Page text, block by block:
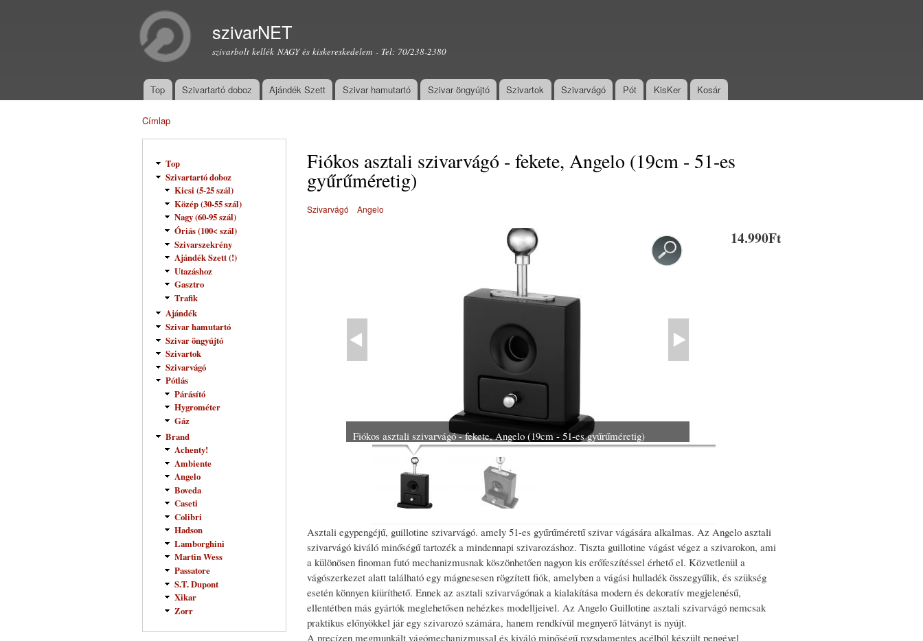
szivarNET
szivarbolt kellék NAGY és kiskereskedelem - Tel: 70/238-2380
Főmenü
Top Szivartartó doboz Ajándék Szett Szivar hamutartó Szivar öngyújtó Szivartok Szivarvágó Pót KisKer Kosár
Címlap
Top
Szivartartó doboz
Kicsi (5-25 szál)
Közép (30-55 szál)
Nagy (60-95 szál)
Óriás (100< szál)
Szivarszekrény
Ajándék Szett (!)
Utazáshoz
Gasztro
Trafik
Ajándék
Szivar hamutartó
Szivar öngyújtó
Szivartok
Szivarvágó
Pótlás
Párásító
Hygrométer
Gáz
Brand
Achenty!
Ambiente
Angelo
Boveda
Caseti
Colibri
Hadson
Lamborghini
Martin Wess
Passatore
S.T. Dupont
Xikar
Zorr
Fiókos asztali szivarvágó - fekete, Angelo (19cm - 51-es
gyűrűméretig)
Szivarvágó Angelo
14.990Ft
Fiókos asztali szivarvágó - fekete, Angelo (19cm - 51-es gyűrűméretig)
Asztali egypengéjű, guillotine szivarvágó. amely 51-es gyűrűméretű szivar vágására alkalmas. Az Angelo asztali
szivarvágó kiváló minőségű tartozék a mindennapi szivarozáshoz. Tiszta guillotine vágást végez a szivarokon, ami
a különösen finoman futó mechanizmusnak köszönhetően nagyon kis erőfeszítéssel érhető el. Közvetlenül a
vágószerkezet alatt található egy mágnesesen rögzített fiók, amelyben a vágási hulladék összegyűlik, és szükség
esetén könnyen kiüríthető. Ennek az asztali szivarvágónak a kialakítása modern és dekoratív megjelenésű,
ellentétben más gyártók meglehetősen nehézkes modelljeivel. Az Angelo Guillotine asztali szivarvágó nemcsak
praktikus előnyökkel jár egy szivarozó számára, hanem rendkívül megnyerő látványt is nyújt.
A precízen megmunkált vágómechanizmussal és kiváló minőségű rozsdamentes acélból készült pengével